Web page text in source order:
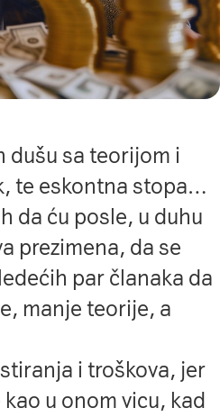
dušu sa teorijom i
te eskontna stopa…
da ću posle, u duhu
prezimena, da se
par članaka da
manje teorije, a
i troškova, jer
u onom vicu, kad